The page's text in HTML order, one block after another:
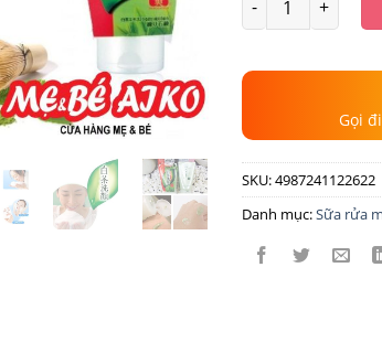
Gọi
SKU:4987241122622
Danh mục:Sữa rửa